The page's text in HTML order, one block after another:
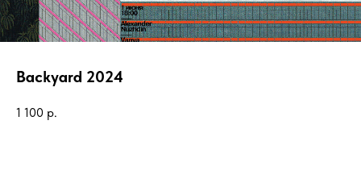
Backyard 2024
1 100 р.